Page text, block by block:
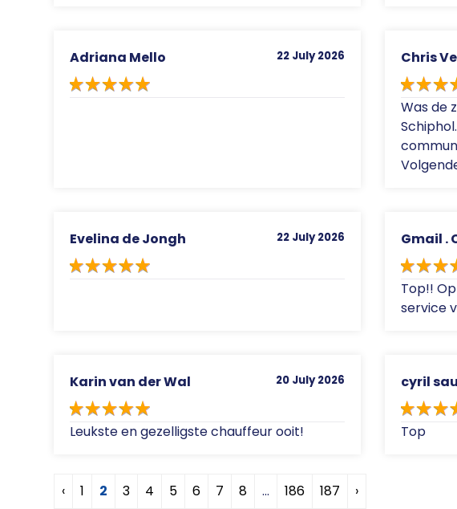
Adriana Mello 22 July 2026 Chris
Was de
Evelina de Jongh 22 July 2026 Gmail .
Top!!
service
Karin van der Wal 20 July 2026
Leukste en gezelligste chauffeur ooit!
cyril
Top
‹ 1 2 3 4 5 6 7 8 ... 186 187 ›